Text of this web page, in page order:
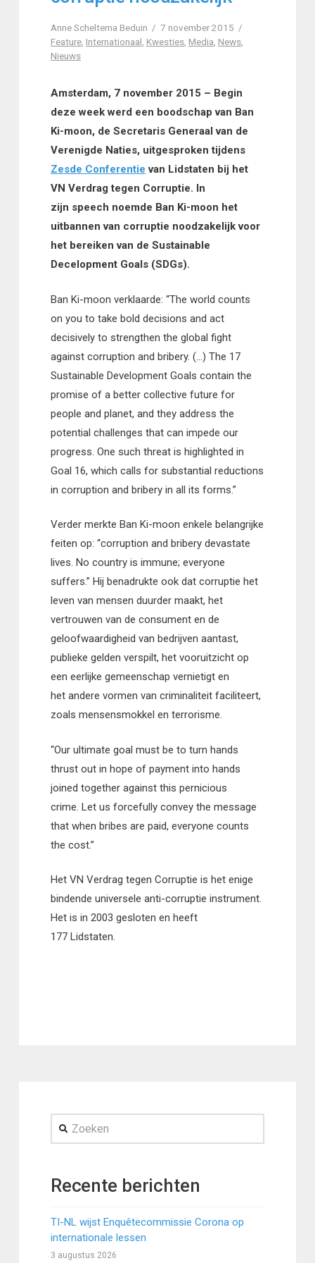
Anne Scheltema Beduin
7 november 2015
Feature, Internationaal, Kwesties, Media, News,
Nieuws
Amsterdam, 7 november 2015 – Begin
deze week werd een boodschap van Ban
Ki-moon, de Secretaris Generaal van de
Verenigde Naties, uitgesproken tijdens
Zesde Conferentie van Lidstaten bij het
VN Verdrag tegen Corruptie. In
zijn speech noemde Ban Ki-moon het
uitbannen van corruptie noodzakelijk voor
het bereiken van de Sustainable
Decelopment Goals (SDGs).
Ban Ki-moon verklaarde: “The world counts
on you to take bold decisions and act
decisively to strengthen the global fight
against corruption and bribery. (…) The 17
Sustainable Development Goals contain the
promise of a better collective future for
people and planet, and they address the
potential challenges that can impede our
progress. One such threat is highlighted in
Goal 16, which calls for substantial reductions
in corruption and bribery in all its forms.”
Verder merkte Ban Ki-moon enkele belangrijke
feiten op: “corruption and bribery devastate
lives. No country is immune; everyone
suffers.” Hij benadrukte ook dat corruptie het
leven van mensen duurder maakt, het
vertrouwen van de consument en de
geloofwaardigheid van bedrijven aantast,
publieke gelden verspilt, het vooruitzicht op
een eerlijke gemeenschap vernietigt en
het andere vormen van criminaliteit faciliteert,
zoals mensensmokkel en terrorisme.
“Our ultimate goal must be to turn hands
thrust out in hope of payment into hands
joined together against this pernicious
crime. Let us forcefully convey the message
that when bribes are paid, everyone counts
the cost.”
Het VN Verdrag tegen Corruptie is het enige
bindende universele anti-corruptie instrument.
Het is in 2003 gesloten en heeft
177 Lidstaten.
Zoeken
Recente berichten
TI-NL wijst Enquêtecommissie Corona op
internationale lessen
3 augustus 2026